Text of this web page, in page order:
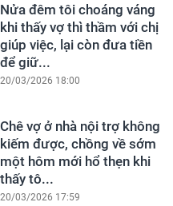
Nửa đêm tôi choáng váng
khi thấy vợ thì thầm với chị
giúp việc, lại còn đưa tiền
để giữ...
20/03/2026 18:00
Chê vợ ở nhà nội trợ không
kiếm được, chồng về sớm
một hôm mới hổ thẹn khi
thấy tô...
20/03/2026 17:59